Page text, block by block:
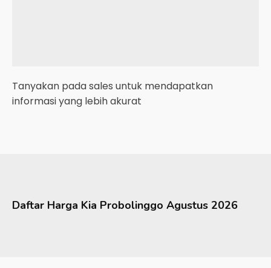
Tanyakan pada sales untuk mendapatkan
informasi yang lebih akurat
Daftar Harga Kia Probolinggo Agustus 2026